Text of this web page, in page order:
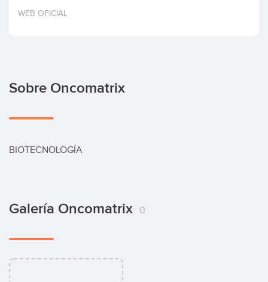
Invertir
WEB OFICIAL
Sobre Oncomatrix
BIOTECNOLOGÍA
Galería Oncomatrix 0